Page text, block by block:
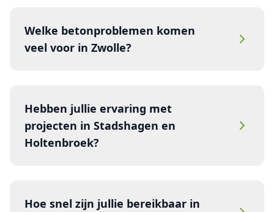
Welke betonproblemen komen
veel voor in Zwolle?
Hebben jullie ervaring met
projecten in Stadshagen en
Holtenbroek?
Hoe snel zijn jullie bereikbaar in